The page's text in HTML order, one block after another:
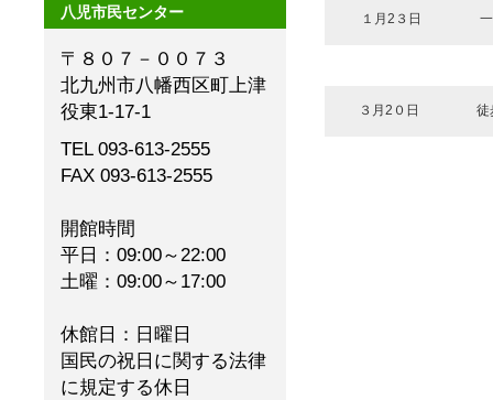
１月2３日
３月2０日 徒
八児市民センター
〒８０７－００７３
北九州市八幡西区町上津
役東1-17-1
TEL 093-613-2555
FAX 093-613-2555
開館時間
平日：09:00～22:00
土曜：09:00～17:00
休館日：日曜日
国民の祝日に関する法律
に規定する休日